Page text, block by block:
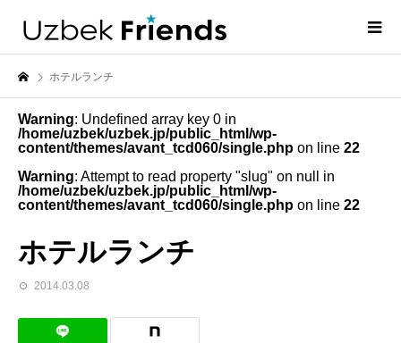
ホテルランチ
Warning: Undefined array key 0 in
/home/uzbek/uzbek.jp/public_html/wp-
content/themes/avant_tcd060/single.php on line 22
Warning: Attempt to read property "slug" on null in
/home/uzbek/uzbek.jp/public_html/wp-
content/themes/avant_tcd060/single.php on line 22
ホテルランチ
2014.03.08